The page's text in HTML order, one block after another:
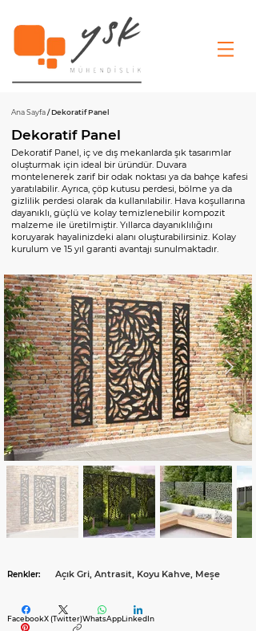
Ana Sayfa/ Dekoratif Panel
Dekoratif Panel
Dekoratif Panel, iç ve dış mekanlarda şık tasarımlar
oluşturmak için ideal bir üründür. Duvara
montelenerek zarif bir odak noktası ya da bahçe kafesi
yaratılabilir. Ayrıca, çöp kutusu perdesi, bölme ya da
gizlilik perdesi olarak da kullanılabilir. Hava koşullarına
dayanıklı, güçlü ve kolay temizlenebilir kompozit
malzeme ile üretilmiştir. Yıllarca dayanıklılığını
koruyarak hayalinizdeki alanı oluşturabilirsiniz. Kolay
kurulum ve 15 yıl garanti avantajı sunulmaktadır.
Renkler: Açık Gri, Antrasit, Koyu Kahve, Meşe
FacebookX (Twitter)WhatsAppLinkedIn